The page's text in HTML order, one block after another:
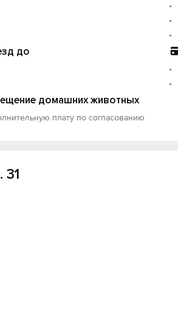
до
домашних животных
плату по согласованию